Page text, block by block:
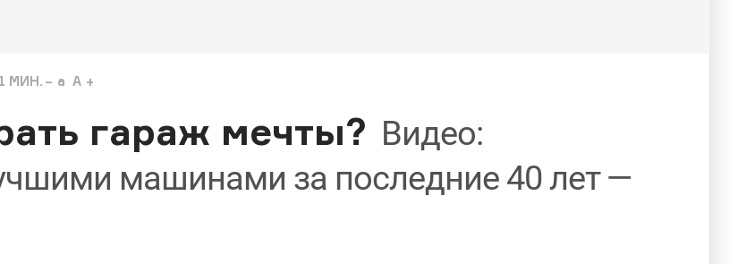
1 МИН. a A
гараж мечты? Видео:
машинами за последние 40 лет —